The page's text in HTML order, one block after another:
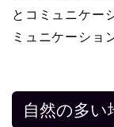
とコミュニケー
ミュニケーショ
自然の多い